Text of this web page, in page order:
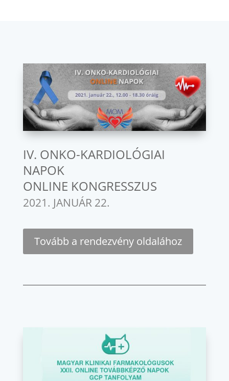
IV. ONKO-KARDIOLÓGIAI
NAPOK
ONLINE KONGRESSZUS
2021. JANUÁR 22.
Tovább a rendezvény oldalához